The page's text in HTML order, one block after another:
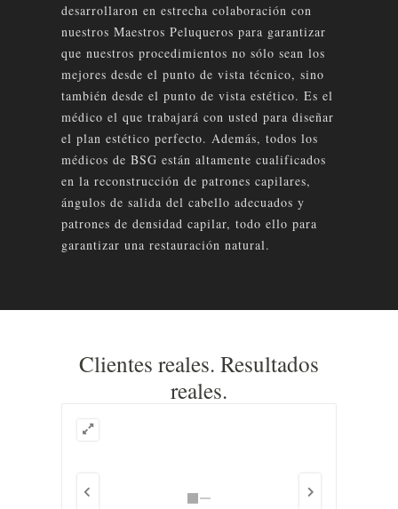
desarrollaron en estrecha colaboración con
nuestros Maestros Peluqueros para garantizar
que nuestros procedimientos no sólo sean los
mejores desde el punto de vista técnico, sino
también desde el punto de vista estético. Es el
médico el que trabajará con usted para diseñar
el plan estético perfecto. Además, todos los
médicos de BSG están altamente cualificados
en la reconstrucción de patrones capilares,
ángulos de salida del cabello adecuados y
patrones de densidad capilar, todo ello para
garantizar una restauración natural.
Clientes reales. Resultados
reales.